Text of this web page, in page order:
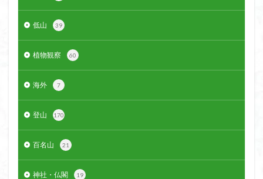
低山 39
植物観察 60
海外 7
登山 170
百名山 21
神社・仏閣 19